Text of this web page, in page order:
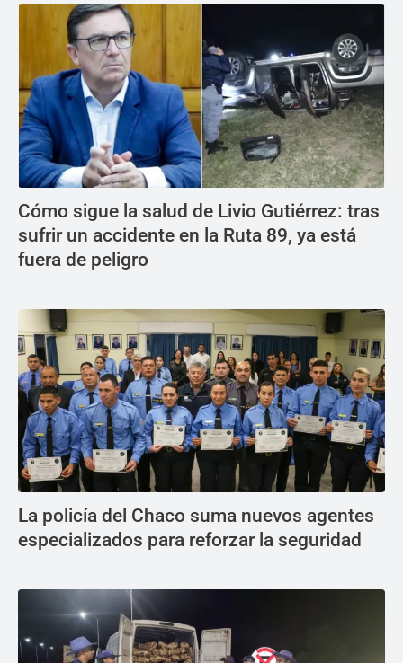
Cómo sigue la salud de Livio Gutiérrez: tras
sufrir un accidente en la Ruta 89, ya está
fuera de peligro
La policía del Chaco suma nuevos agentes
especializados para reforzar la seguridad